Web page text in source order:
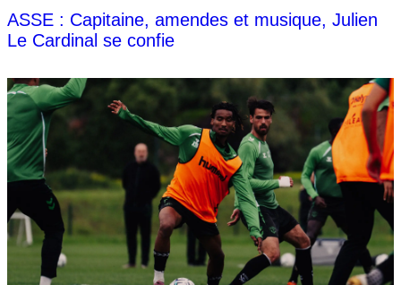
ASSE : Capitaine, amendes et musique, Julien
Le Cardinal se confie